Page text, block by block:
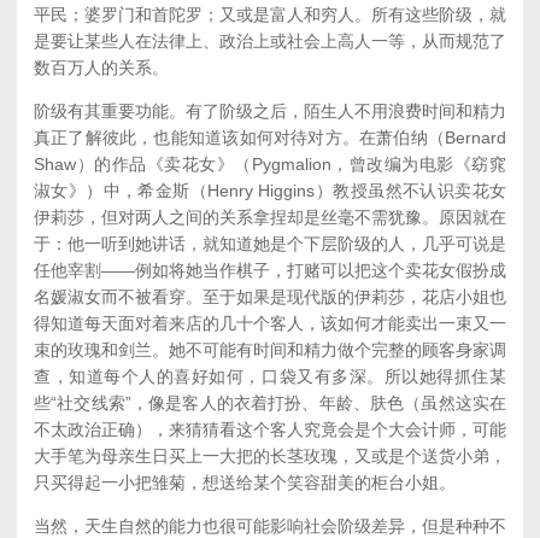
平民；婆罗门和首陀罗；又或是富人和穷人。所有这些阶级，就
是要让某些人在法律上、政治上或社会上高人一等，从而规范了
数百万人的关系。
阶级有其重要功能。有了阶级之后，陌生人不用浪费时间和精力
真正了解彼此，也能知道该如何对待对方。在萧伯纳（Bernard
Shaw）的作品《卖花女》（ Pygmalion ，曾改编为电影《窈窕
淑女》）中，希金斯（Henry Higgins）教授虽然不认识卖花女
伊莉莎，但对两人之间的关系拿捏却是丝毫不需犹豫。原因就在
于：他一听到她讲话，就知道她是个下层阶级的人，几乎可说是
任他宰割——例如将她当作棋子，打赌可以把这个卖花女假扮成
名媛淑女而不被看穿。至于如果是现代版的伊莉莎，花店小姐也
得知道每天面对着来店的几十个客人，该如何才能卖出一束又一
束的玫瑰和剑兰。她不可能有时间和精力做个完整的顾客身家调
查，知道每个人的喜好如何，口袋又有多深。所以她得抓住某
些“社交线索”，像是客人的衣着打扮、年龄、肤色（虽然这实在
不太政治正确），来猜猜看这个客人究竟会是个大会计师，可能
大手笔为母亲生日买上一大把的长茎玫瑰，又或是个送货小弟，
只买得起一小把雏菊，想送给某个笑容甜美的柜台小姐。
当然，天生自然的能力也很可能影响社会阶级差异，但是种种不